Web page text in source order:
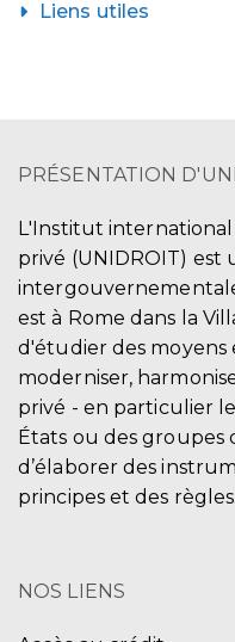
Liens utiles
PRÉSENTATION
L'Institut
privé (UNIDROIT) est
est à Rome dans la
d'étudier des
moderniser,
privé - en particulier
États ou des groupes
d’élaborer des
principes et des règles.
NOS LIENS